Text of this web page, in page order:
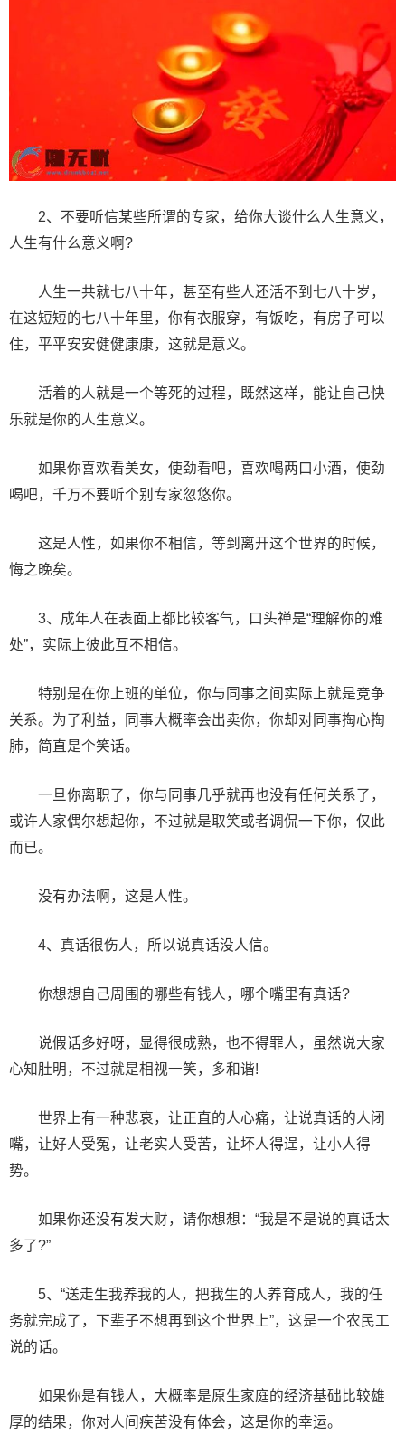
2、不要听信某些所谓的专家，给你大谈什么人生意义，
人生有什么意义啊?
人生一共就七八十年，甚至有些人还活不到七八十岁，
在这短短的七八十年里，你有衣服穿，有饭吃，有房子可以
住，平平安安健健康康，这就是意义。
活着的人就是一个等死的过程，既然这样，能让自己快
乐就是你的人生意义。
如果你喜欢看美女，使劲看吧，喜欢喝两口小酒，使劲
喝吧，千万不要听个别专家忽悠你。
这是人性，如果你不相信，等到离开这个世界的时候，
悔之晚矣。
3、成年人在表面上都比较客气，口头禅是“理解你的难
处”，实际上彼此互不相信。
特别是在你上班的单位，你与同事之间实际上就是竞争
关系。为了利益，同事大概率会出卖你，你却对同事掏心掏
肺，简直是个笑话。
一旦你离职了，你与同事几乎就再也没有任何关系了，
或许人家偶尔想起你，不过就是取笑或者调侃一下你，仅此
而已。
没有办法啊，这是人性。
4、真话很伤人，所以说真话没人信。
你想想自己周围的哪些有钱人，哪个嘴里有真话?
说假话多好呀，显得很成熟，也不得罪人，虽然说大家
心知肚明，不过就是相视一笑，多和谐!
世界上有一种悲哀，让正直的人心痛，让说真话的人闭
嘴，让好人受冤，让老实人受苦，让坏人得逞，让小人得
势。
如果你还没有发大财，请你想想：“我是不是说的真话太
多了?”
5、“送走生我养我的人，把我生的人养育成人，我的任
务就完成了，下辈子不想再到这个世界上”，这是一个农民工
说的话。
如果你是有钱人，大概率是原生家庭的经济基础比较雄
厚的结果，你对人间疾苦没有体会，这是你的幸运。